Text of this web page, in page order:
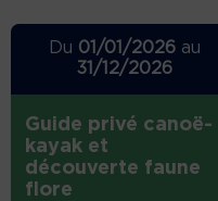
Du 01/01/2026au
31/12/2026
Guide privé canoë-
kayak et
découverte faune
flore